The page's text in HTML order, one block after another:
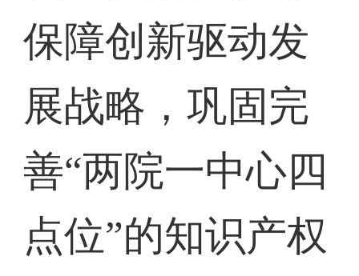
保障创新驱动发
展战略，巩固完
善“两院一中心四
点位”的知识产权